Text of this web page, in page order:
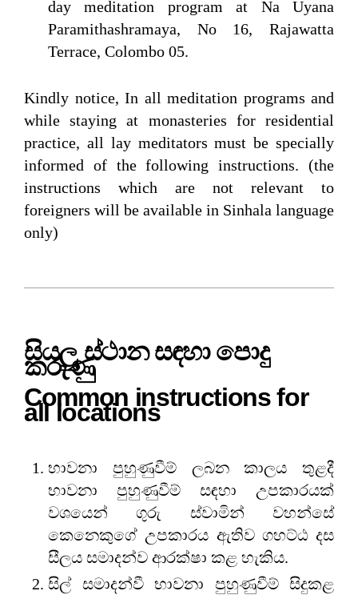
day meditation program at Na Uyana
Paramithashramaya, No 16, Rajawatta
Terrace, Colombo 05.
Kindly notice, In all meditation programs and
while staying at monasteries for residential
practice, all lay meditators must be specially
informed of the following instructions. (the
instructions which are not relevant to
foreigners will be available in Sinhala language
only)
සියලු ස්ථාන සඳහා පොදු
කරුණු
Common instructions for
all locations
භාවනා පුහුණුවීම් ලබන කාලය තුළදී
භාවනා පුහුණුවීම් සඳහා උපකාරයක්
වශයෙන් ගුරු ස්වාමින් වහන්සේ
කෙනෙකුගේ උපකාරය ඇතිව ගහට්ඨ දස
සීලය සමාදන්ව ආරක්ෂා කළ හැකිය.
සිල් සමාදන්වී භාවනා පුහුණුවීම් සිදුකළ